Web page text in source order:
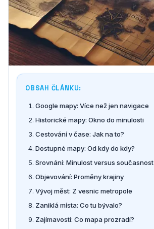
OBSAH ČLÁNKU:
Google mapy: Více než jen navigace
Historické mapy: Okno do minulosti
Cestování v čase: Jak na to?
Dostupné mapy: Od kdy do kdy?
Srovnání: Minulost versus současnost
Objevování: Proměny krajiny
Vývoj měst: Z vesnic metropole
Zaniklá místa: Co tu bývalo?
Zajímavosti: Co mapa prozradí?